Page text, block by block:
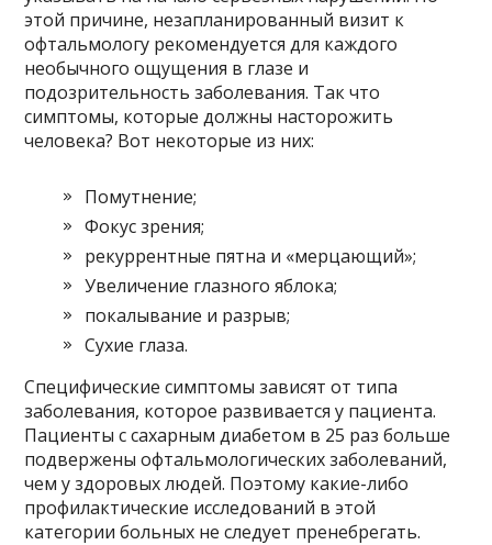
этой причине, незапланированный визит к
офтальмологу рекомендуется для каждого
необычного ощущения в глазе и
подозрительность заболевания. Так что
симптомы, которые должны насторожить
человека? Вот некоторые из них:
Помутнение;
Фокус зрения;
рекуррентные пятна и «мерцающий»;
Увеличение глазного яблока;
покалывание и разрыв;
Сухие глаза.
Специфические симптомы зависят от типа
заболевания, которое развивается у пациента.
Пациенты с сахарным диабетом в 25 раз больше
подвержены офтальмологических заболеваний,
чем у здоровых людей. Поэтому какие-либо
профилактические исследований в этой
категории больных не следует пренебрегать.